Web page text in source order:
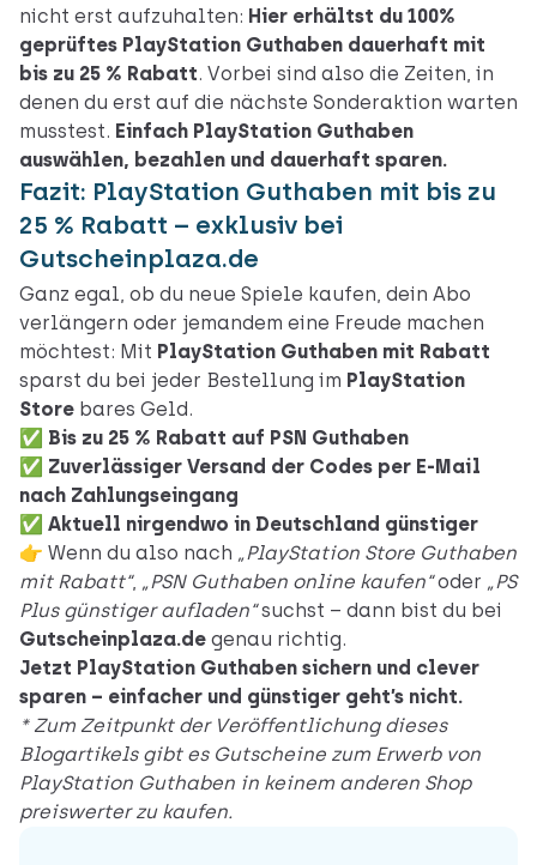
nicht erst aufzuhalten: Hier erhältst du 100%
geprüftes PlayStation Guthaben dauerhaft mit
bis zu 25 % Rabatt. Vorbei sind also die Zeiten, in
denen du erst auf die nächste Sonderaktion warten
musstest. Einfach PlayStation Guthaben
auswählen, bezahlen und dauerhaft sparen.
Fazit: PlayStation Guthaben mit bis zu
25 % Rabatt – exklusiv bei
Gutscheinplaza.de
Ganz egal, ob du neue Spiele kaufen, dein Abo
verlängern oder jemandem eine Freude machen
möchtest: Mit PlayStation Guthaben mit Rabatt
sparst du bei jeder Bestellung im PlayStation
Store bares Geld.
✅ Bis zu 25 % Rabatt auf PSN Guthaben
✅ Zuverlässiger Versand der Codes per E-Mail
nach Zahlungseingang
✅ Aktuell nirgendwo in Deutschland günstiger
👉 Wenn du also nach „PlayStation Store Guthaben
mit Rabatt“, „PSN Guthaben online kaufen“oder „PS
Plus günstiger aufladen“suchst – dann bist du bei
Gutscheinplaza.de genau richtig.
Jetzt PlayStation Guthaben sichern und clever
sparen – einfacher und günstiger geht’s nicht.
* Zum Zeitpunkt der Veröffentlichung dieses
Blogartikels gibt es Gutscheine zum Erwerb von
PlayStation Guthaben in keinem anderen Shop
preiswerter zu kaufen.